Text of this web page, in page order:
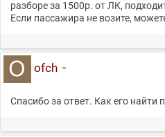
разборе за 1500р. от ЛК,
Если пассажира не возите,
ofch
Спасибо за ответ. Как его найти